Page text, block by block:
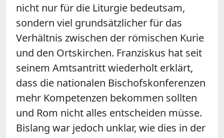
nicht nur für die Liturgie bedeutsam,
sondern viel grundsätzlicher für das
Verhältnis zwischen der römischen Kurie
und den Ortskirchen. Franziskus hat seit
seinem Amtsantritt wiederholt erklärt,
dass die nationalen Bischofskonferenzen
mehr Kompetenzen bekommen sollten
und Rom nicht alles entscheiden müsse.
Bislang war jedoch unklar, wie dies in der